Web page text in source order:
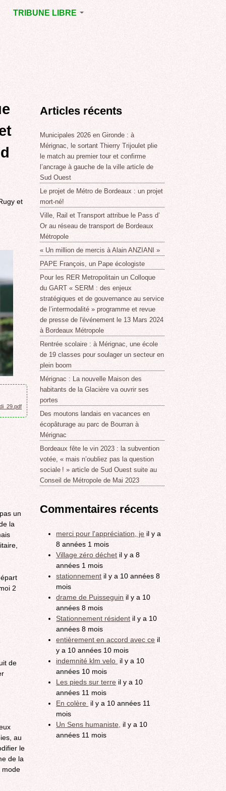
TRIBUNE LIBRE
POINT DE VUE
et
un
la
2
de
au
le
de la
mode
Articles récents
Municipales 2026 en Gironde : à
Mérignac, le sortant Thierry Trijoulet plie
le match au premier tour et confirme
l’ancrage à gauche de la ville article de
Sud Ouest
Le projet de Métro de Bordeaux : un projet
mort-né!
Ville, Rail et Transport attribue le Pass d’
Or au réseau de transport de Bordeaux
Métropole
« Un million de mercis à Alain ANZIANI »
PAPE François, un Pape écologiste
Pour les RER Metropolitain un Colloque
du GART « SERM : des enjeux
stratégiques et de gouvernance au service
de l’intermodalité » programme et revue
de presse de l'événement le 13 Mars 2024
à Bordeaux Métropole
Rentrée scolaire : à Mérignac, une école
de 19 classes pour soulager un secteur en
plein boom
Mérignac : La nouvelle Maison des
habitants de la Glacière va ouvrir ses
portes
Des moutons landais en vacances en
écopâturage au parc de Bourran à
Mérignac
Bordeaux fête le vin 2023 : la subvention
votée, « mais n’oubliez pas la question
sociale ! » article de Sud Ouest suite au
Conseil de Métropole de Mai 2023
Commentaires récents
merci pour l'appréciation, je il y a
8 années 1 mois
Village zéro déchet il y a 8
années 1 mois
stationnement il y a 10 années 8
mois
drame de Puisseguin il y a 10
années 8 mois
Stationnement résident il y a 10
années 8 mois
entièrement en accord avec ce il
y a 10 années 10 mois
indemnité klm velo il y a 10
années 10 mois
Les pieds sur terre il y a 10
années 11 mois
En colère il y a 10 années 11
mois
Un Sens humaniste, il y a 10
années 11 mois